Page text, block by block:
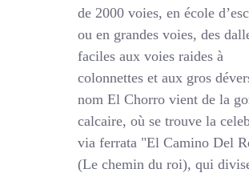
de 2000 voies, en école
ou en grandes voies, des
faciles aux voies raides à
colonnettes et aux gros
nom El Chorro vient de la
calcaire, où se trouve la
via ferrata "El Camino Del
(Le chemin du roi), qui